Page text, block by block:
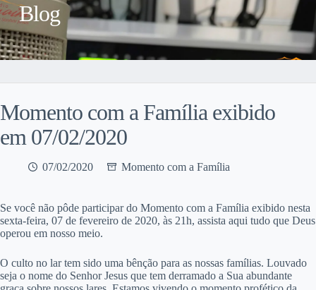
Blog
Momento com a Família exibido
em 07/02/2020
07/02/2020 Momento com a Família
Se você não pôde participar do Momento com a Família exibido nesta
sexta-feira, 07 de fevereiro de 2020, às 21h, assista aqui tudo que Deus
operou em nosso meio.
O culto no lar tem sido uma bênção para as nossas famílias. Louvado
seja o nome do Senhor Jesus que tem derramado a Sua abundante